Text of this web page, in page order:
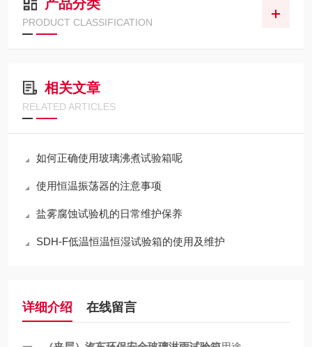
产品分类
PRODUCT CLASSIFICATION
相关文章
RELATED ARTICLES
如何正确使用玻璃沸煮试验箱呢
使用恒温振荡器的注意事项
盐雾腐蚀试验机的日常维护保养
SDH-F低温恒温恒湿试验箱的使用及维护
详细介绍 在线留言